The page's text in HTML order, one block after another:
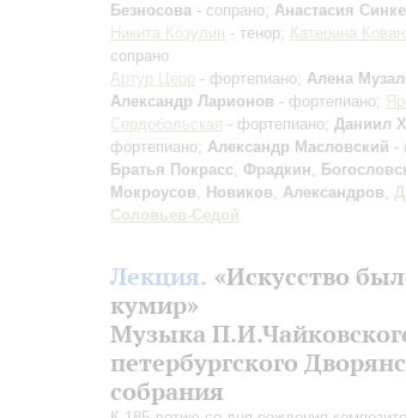
Безносова - сопрано; Анастасия
Никита Козулин - тенор; Катерина
сопрано
Артур Церр - фортепиано; Алена
Александр Ларионов - фортепиано;
Сердобольская - фортепиано; Даниил
фортепиано; Александр Масловский -
Братья Покрасс, Фрадкин,
Мокроусов, Новиков, Александров,
Соловьев-Седой
Лекция. «Искусство
кумир»
Музыка
петербургского
cобрания